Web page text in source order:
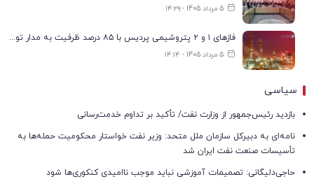
5 مرداد 1405 - ۱۴:۲۹
فازهای ۱ و ۲ پتروشیمی پردیس با ۸۵ درصد ظرفیت به مدار تولید بازگشتند
5 مرداد 1405 - ۱۴:۱۴
سیاسی
بازدید رئیس‌جمهور از وزارت نفت/ تأکید بر تداوم خدمت‌رسانی
نامه‌ای به دبیرکل سازمان ملل متحد: وزیر نفت خواستار محکومیت حمله‌ها به
تأسیسات صنعت نفت ایران شد
حاجی‌دلیگانی: تصمیمات آموزشی نباید موجب ناامیدی کنکوری‌ها شود